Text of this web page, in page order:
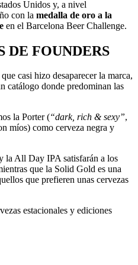
Unidos y, a nivel
con la medalla de oro a la
en el Barcelona Beer Challenge.
DE FOUNDERS
casi hizo desaparecer la marca,
catálogo donde predominan las
la Porter (“dark, rich & sexy”,
míos) como cerveza negra y
la All Day IPA satisfarán a los
que la Solid Gold es una
que prefieren unas cervezas
estacionales y ediciones